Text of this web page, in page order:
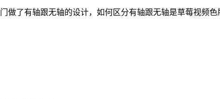
了有轴跟无轴的设计，如何区分有轴跟无轴是草莓视频色